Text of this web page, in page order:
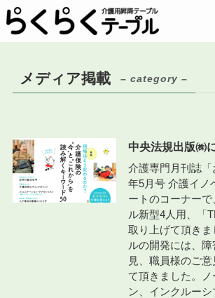
メディア掲載 – category –
中央法規出版㈱
介護専門月刊誌
年5月号 介護イノ
ートのコーナー
ル新型4人用、「
取り上げて頂き
ルの開発には、
見、職員様のご
て頂きました。ノ
ン、インクルー